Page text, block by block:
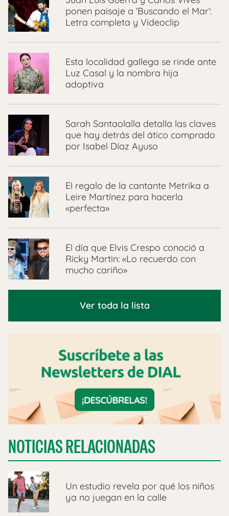
ponen paisaje a ‘Buscando el Mar’:
Letra completa y Videoclip
Esta localidad gallega se rinde ante
Luz Casal y la nombra hija
adoptiva
Sarah Santaolalla detalla las claves
que hay detrás del ático comprado
por Isabel Díaz Ayuso
El regalo de la cantante Metrika a
Leire Martínez para hacerla
«perfecta»
El día que Elvis Crespo conoció a
Ricky Martin: «Lo recuerdo con
mucho cariño»
Ver toda la lista
NOTICIAS RELACIONADAS
Un estudio revela por qué los niños
ya no juegan en la calle